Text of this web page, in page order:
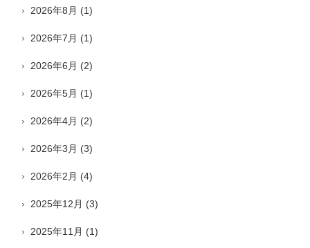
2026年8月 (1)
2026年7月 (1)
2026年6月 (2)
2026年5月 (1)
2026年4月 (2)
2026年3月 (3)
2026年2月 (4)
2025年12月 (3)
2025年11月 (1)